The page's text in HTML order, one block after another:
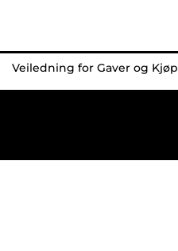
Veiledning for Gaver og Kjøp